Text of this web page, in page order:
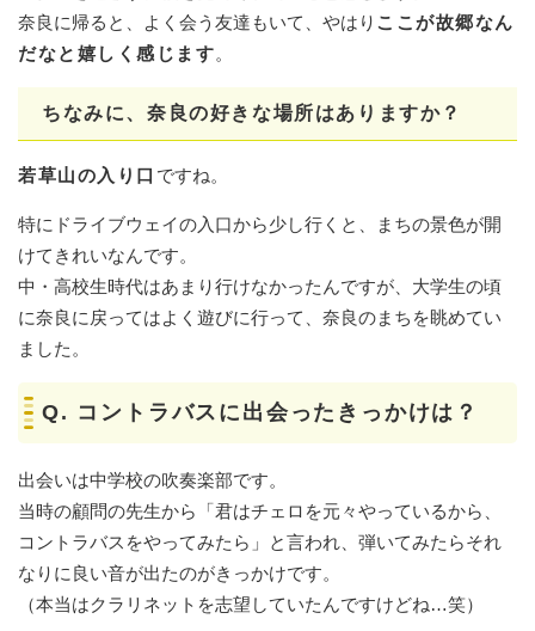
奈良に帰ると、よく会う友達もいて、やはり ここが故郷なん
だなと嬉しく感じます。
ちなみに、奈良の好きな場所はありますか？
若草山の入り口 ですね。
特にドライブウェイの入口から少し行くと、まちの景色が開
けてきれいなんです。
中・高校生時代はあまり行けなかったんですが、大学生の頃
に奈良に戻ってはよく遊びに行って、奈良のまちを眺めてい
ました。
Q. コントラバスに出会ったきっかけは？
出会いは中学校の吹奏楽部です。
当時の顧問の先生から「君はチェロを元々やっているから、
コントラバスをやってみたら」と言われ、弾いてみたらそれ
なりに良い音が出たのがきっかけです。
（本当はクラリネットを志望していたんですけどね…笑）